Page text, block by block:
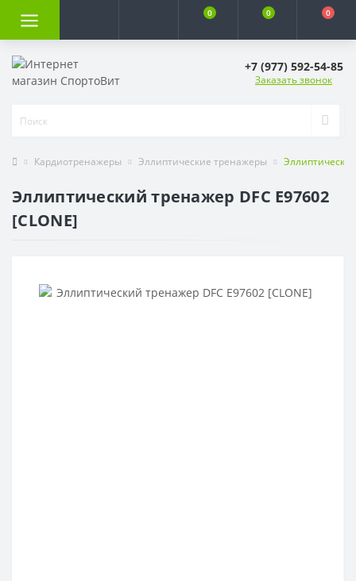
0 0 0
+7 (977) 592-54-85
Заказать звонок
Кардиотренажеры Эллиптические тренажеры
Эллиптический тренажер DFC E97602
[CLONE]